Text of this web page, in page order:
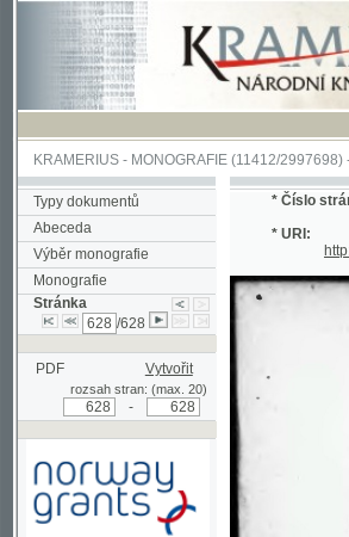
KRAMERIUS-MONOGRAFIE(11412/2997698) -S
Typy dokumentů
Abeceda
Výběr monografie
Monografie
Stránka
/628
PDF Vytvořit
rozsah stran: (max. 20)
Podpořeno grantem z Norska
prostřednictvím Norského
http://